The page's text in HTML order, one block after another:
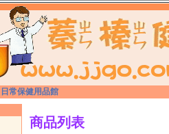
日常保健用品館
商品列表